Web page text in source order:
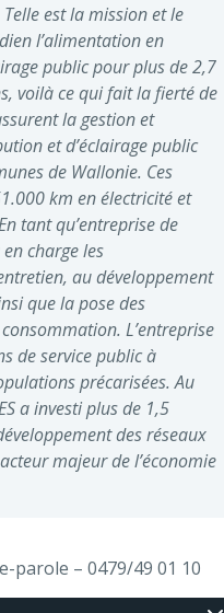
est la mission et le
l’alimentation en
public pour plus de 2,7
voilà ce qui fait la fierté de
la gestion et
et d’éclairage public
de Wallonie. Ces
km en électricité et
tant qu’entreprise de
charge les
au développement
que la pose des
L’entreprise
de service public à
précarisées. Au
a investi plus de 1,5
des réseaux
majeur de l’économie
parole – 0479/49 01 10